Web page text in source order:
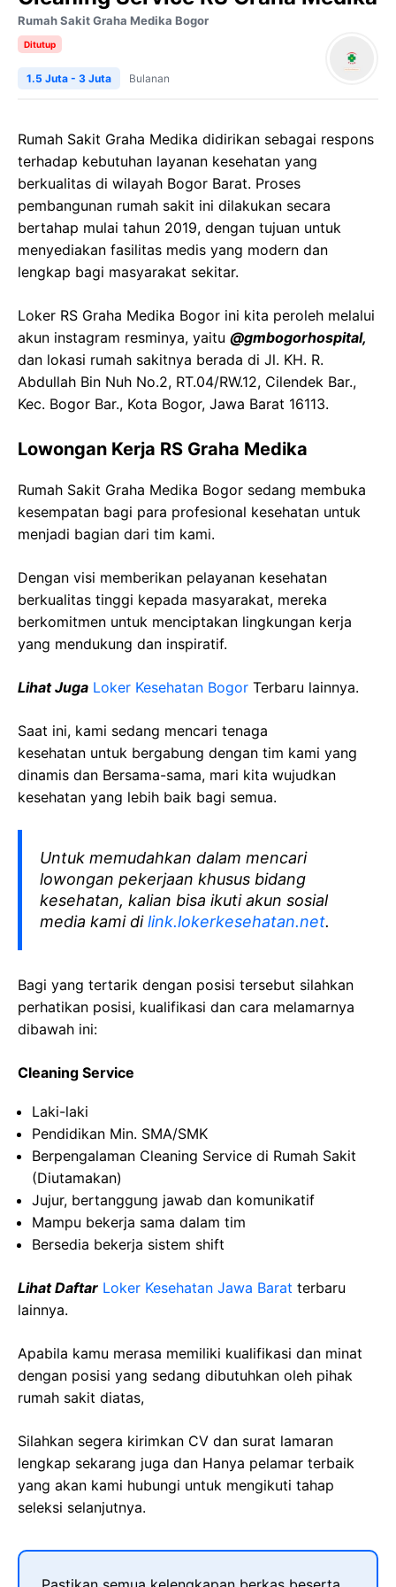
Rumah Sakit Graha Medika Bogor
Ditutup
1.5 Juta - 3 Juta Bulanan
Rumah Sakit Graha Medika didirikan sebagai respons
terhadap kebutuhan layanan kesehatan yang
berkualitas di wilayah Bogor Barat. Proses
pembangunan rumah sakit ini dilakukan secara
bertahap mulai tahun 2019, dengan tujuan untuk
menyediakan fasilitas medis yang modern dan
lengkap bagi masyarakat sekitar.
Loker RS Graha Medika Bogor ini kita peroleh melalui
akun instagram resminya, yaitu @gmbogorhospital,
dan lokasi rumah sakitnya berada di Jl. KH. R.
Abdullah Bin Nuh No.2, RT.04/RW.12, Cilendek Bar.,
Kec. Bogor Bar., Kota Bogor, Jawa Barat 16113.
Lowongan Kerja RS Graha Medika
Rumah Sakit Graha Medika Bogor sedang membuka
kesempatan bagi para profesional kesehatan untuk
menjadi bagian dari tim kami.
Dengan visi memberikan pelayanan kesehatan
berkualitas tinggi kepada masyarakat, mereka
berkomitmen untuk menciptakan lingkungan kerja
yang mendukung dan inspiratif.
Lihat Juga Loker Kesehatan Bogor Terbaru lainnya.
Saat ini, kami sedang mencari tenaga
kesehatan untuk bergabung dengan tim kami yang
dinamis dan Bersama-sama, mari kita wujudkan
kesehatan yang lebih baik bagi semua.
Untuk memudahkan dalam mencari
lowongan pekerjaan khusus bidang
kesehatan, kalian bisa ikuti akun sosial
media kami dilink.lokerkesehatan.net.
Bagi yang tertarik dengan posisi tersebut silahkan
perhatikan posisi, kualifikasi dan cara melamarnya
dibawah ini:
Cleaning Service
Laki-laki
Pendidikan Min. SMA/SMK
Berpengalaman Cleaning Service di Rumah Sakit
(Diutamakan)
Jujur, bertanggung jawab dan komunikatif
Mampu bekerja sama dalam tim
Bersedia bekerja sistem shift
Lihat Daftar Loker Kesehatan Jawa Barat terbaru
lainnya.
Apabila kamu merasa memiliki kualifikasi dan minat
dengan posisi yang sedang dibutuhkan oleh pihak
rumah sakit diatas,
Silahkan segera kirimkan CV dan surat lamaran
lengkap sekarang juga dan Hanya pelamar terbaik
yang akan kami hubungi untuk mengikuti tahap
seleksi selanjutnya.